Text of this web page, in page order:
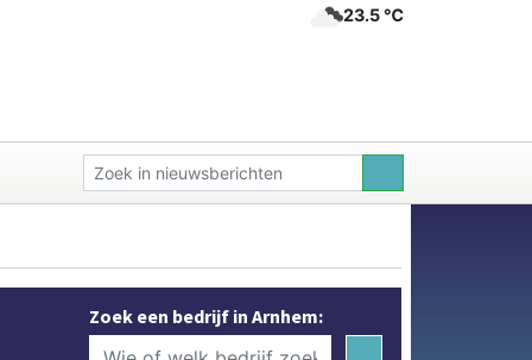
23.5 ℃
Zoek een bedrijf in Arnhem: